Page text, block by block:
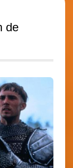
de